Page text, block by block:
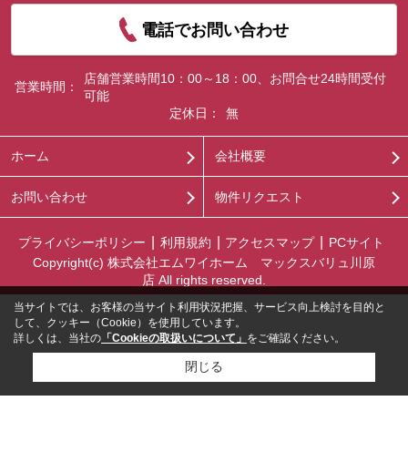
電話でお問い合わせ
営業時間：
店舗営業時間10：00～18：00、お問合せ24時間受付
可能
定休日：
無
ホーム 会社概要
お問い合わせ 物件リクエスト
プライバシーポリシー 利用規約 アクセスマップ
PCサイト
Copyright(c) 株式会社エムワイホーム マックスバリュ川原
店 All rights reserved.
当サイトでは、お客様の当サイト利用状況把握、サービス向上検討を目的と
して、クッキー（Cookie）を使用しています。
詳しくは、当社の 「Cookieの取扱いについて」 をご確認ください。
閉じる